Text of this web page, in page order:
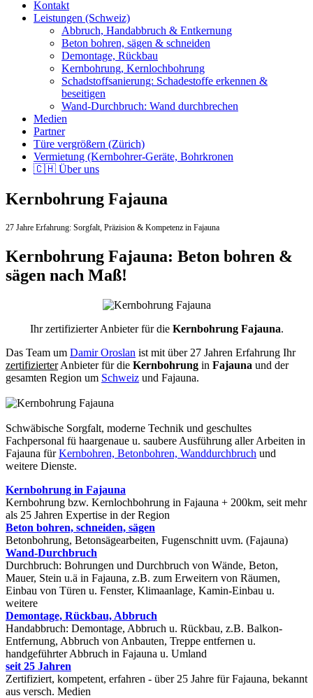
Kontakt
Leistungen (Schweiz)
Abbruch, Handabbruch & Entkernung
Beton bohren, sägen & schneiden
Demontage, Rückbau
Kernbohrung, Kernlochbohrung
Schadstoffsanierung: Schadestoffe erkennen &
beseitigen
Wand-Durchbruch: Wand durchbrechen
Medien
Partner
Türe vergrößern (Zürich)
Vermietung (Kernbohrer-Geräte, Bohrkronen
🇨🇭 Über uns
Kernbohrung Fajauna
27 Jahre Erfahrung: Sorgfalt, Präzision & Kompetenz in Fajauna
Kernbohrung Fajauna: Beton bohren &
sägen nach Maß!
Ihr zertifizierter Anbieter für die Kernbohrung Fajauna.
Das Team um Damir Oroslan ist mit über 27 Jahren Erfahrung Ihr
zertifizierterAnbieter für die Kernbohrung in Fajauna und der
gesamten Region um Schweiz und Fajauna.
Schwäbische Sorgfalt, moderne Technik und geschultes
Fachpersonal fü haargenaue u. saubere Ausführung aller Arbeiten in
Fajauna fürKernbohren, Betonbohren, Wanddurchbruch und
weitere Dienste.
Kernbohrung in Fajauna
Kernbohrung bzw. Kernlochbohrung in Fajauna + 200km, seit mehr
als 25 Jahren Expertise in der Region
Beton bohren, schneiden, sägen
Betonbohrung, Betonsägearbeiten, Fugenschnitt uvm. (Fajauna)
Wand-Durchbruch
Durchbruch: Bohrungen und Durchbruch von Wände, Beton,
Mauer, Stein u.ä in Fajauna, z.B. zum Erweitern von Räumen,
Einbau von Türen u. Fenster, Klimaanlage, Kamin-Einbau u.
weitere
Demontage, Rückbau, Abbruch
Handabbruch: Demontage, Abbruch u. Rückbau, z.B. Balkon-
Entfernung, Abbruch von Anbauten, Treppe entfernen u.
handgeführter Abbruch in Fajauna u. Umland
seit 25 Jahren
Zertifiziert, kompetent, erfahren - über 25 Jahre für Fajauna, bekannt
aus versch. Medien